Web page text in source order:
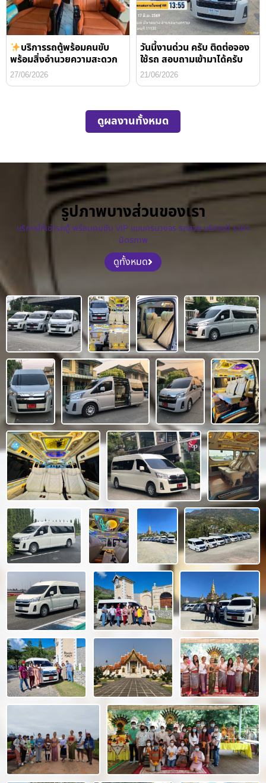
บริการรถตู้พร้อมคนขับ
พร้อมสิ่งอำนวยความสะดวก
27/06/2026
วันนี้งานด่วน ครับ ติดต่อจอง
ใช้รถ สอบถามเข้ามาได้ครับ
21/06/2026
ดูผลงานทั้งหมด
รูปภาพบางส่วนของเรา
บริการให้เช่ารถตู้ พร้อมคนขับ VIP แบบครบวงจร รถสวย บริการดี ราคา
มิตรภาพ
ดูทั้งหมด